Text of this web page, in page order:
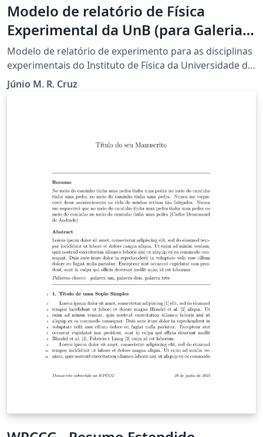
Modelo de relatório de Física
Experimental da UnB (para Galeria
Overleaf)
Modelo de relatório de experimento para as disciplinas
experimentais do Instituto de Física da Universidade de
Brasília (UnB). Elaborado pelo Prof. Júnio M. R. Cruz e
disponibilizado no Overleaf pelo Prof. Leonardo Luiz e
Júnio M. R. Cruz